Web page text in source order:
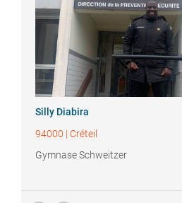
Silly Diabira
94000 | Créteil
Gymnase Schweitzer